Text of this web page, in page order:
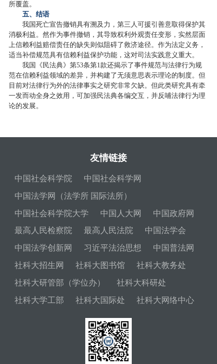
所覆盖。
五、结语
我国死亡宣告撤销具有溯及力，第三人可援引善意取得保护其
消极利益。然作为事件撤销，其导致权利外观责任变形，实然层面
上信赖利益赔偿责任的缺失则似阻碍了救济途径。作为法定义务，
适当补偿规范具有信赖利益保护功能，这对司法实践意义重大。
我国《民法典》第53条第1款还揭示了事件规范与法律行为规
范在信赖利益领域的差异，并构建了无须意思表示理论的制度。但
目前对法律行为外的法律事实之研究非常欠缺。但此类研究具有牵
一发而动全身之效用，可加强民法典各编交互，并反哺法律行为理
论的发展。
友情链接
中国社会科学院
中国社会科学网
中国法学网（法学所 国际法所）
中国社会科学院大学
中国人大网
中国政府网
最高人民检察院
最高人民法院
中国法学会
中国法学创新网
习近平法治思想
中国普法网
社科大招生网
社科大图书馆
社科大教务处
社科大研管部（学位办）
社科大科研处
社科大学工部
社科大国际处 社科大网络中心